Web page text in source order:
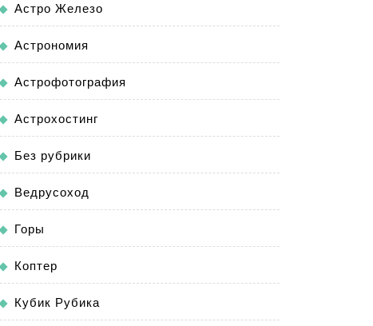
Астро Железо
Астрономия
Астрофотография
Астрохостинг
Без рубрики
Ведрусоход
Горы
Коптер
Кубик Рубика